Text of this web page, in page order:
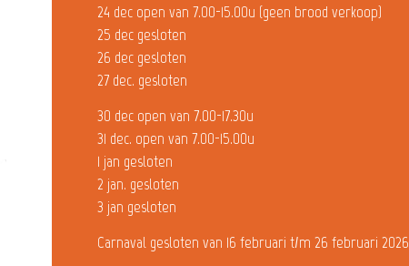
24 dec open van 7.00-15.00u (geen brood verkoop)
25 dec gesloten
26 dec gesloten
27 dec. gesloten
30 dec open van 7.00-17.30u
31 dec. open van 7.00-15.00u
1 jan gesloten
2 jan. gesloten
3 jan gesloten
Carnaval gesloten van 16 februari t/m 26 februari 2026